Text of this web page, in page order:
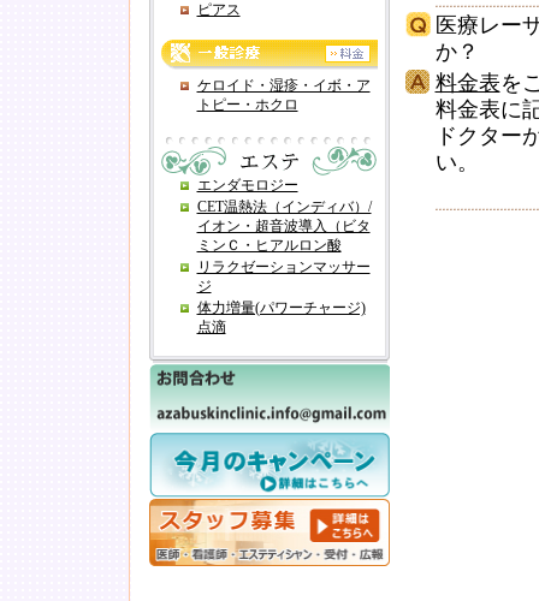
ピアス
ケロイド・湿疹・イボ・ア
トピー・ホクロ
エンダモロジー
CET温熱法（インディバ）/
イオン・超音波導入（ビタ
ミンＣ・ヒアルロン酸
リラクゼーションマッサー
ジ
体力増量(パワーチャージ)
点滴
医療レー
か？
料金表を
料金表に
ドクター
い。